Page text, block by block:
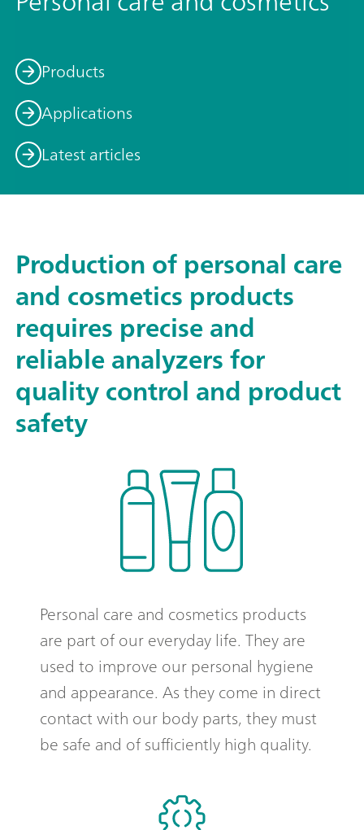
Products
Applications
Latest articles
Production of personal care
and cosmetics products
requires precise and
reliable analyzers for
quality control and product
safety
Personal care and cosmetics products
are part of our everyday life. They are
used to improve our personal hygiene
and appearance. As they come in direct
contact with our body parts, they must
be safe and of sufficiently high quality.